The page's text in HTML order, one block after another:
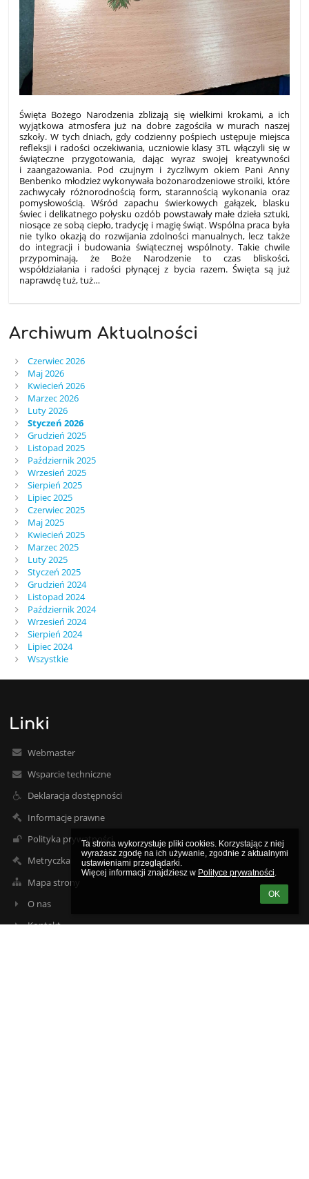
Ta strona wykorzystuje pliki cookies. Korzystając z niej
wyrażasz zgodę na ich używanie, zgodnie z aktualnymi
ustawieniami przeglądarki.
Więcej informacji znajdziesz w Polityce prywatności.
OK
Święta Bożego Narodzenia zbliżają się wielkimi krokami, a ich
wyjątkowa atmosfera już na dobre zagościła w murach naszej
szkoły. W tych dniach, gdy codzienny pośpiech ustępuje miejsca
refleksji i radości oczekiwania, uczniowie klasy 3TL włączyli się w
świąteczne przygotowania, dając wyraz swojej kreatywności
i zaangażowania. Pod czujnym i życzliwym okiem Pani Anny
Benbenko młodzież wykonywała bożonarodzeniowe stroiki, które
zachwycały różnorodnością form, starannością wykonania oraz
pomysłowością. Wśród zapachu świerkowych gałązek, blasku
świec i delikatnego połysku ozdób powstawały małe dzieła sztuki,
niosące ze sobą ciepło, tradycję i magię świąt. Wspólna praca była
nie tylko okazją do rozwijania zdolności manualnych, lecz także
do integracji i budowania świątecznej wspólnoty. Takie chwile
przypominają, że Boże Narodzenie to czas bliskości,
współdziałania i radości płynącej z bycia razem. Święta są już
naprawdę tuż, tuż…
Archiwum Aktualności
Czerwiec 2026
Maj 2026
Kwiecień 2026
Marzec 2026
Luty 2026
Styczeń 2026
Grudzień 2025
Listopad 2025
Październik 2025
Wrzesień 2025
Sierpień 2025
Lipiec 2025
Czerwiec 2025
Maj 2025
Kwiecień 2025
Marzec 2025
Luty 2025
Styczeń 2025
Grudzień 2024
Listopad 2024
Październik 2024
Wrzesień 2024
Sierpień 2024
Lipiec 2024
Wszystkie
Linki
Webmaster
Wsparcie techniczne
Deklaracja dostępności
Informacje prawne
Polityka prywatności
Metryczka
Mapa strony
O nas
Kontakt